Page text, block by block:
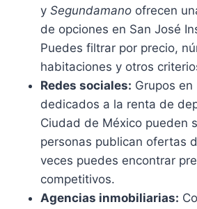
y Segundamano ofrecen
de opciones en San José
Puedes filtrar por precio,
habitaciones y otros
Redes sociales: Grupos
dedicados a la renta de
Ciudad de México pueden
personas publican ofertas
veces puedes encontrar
competitivos.
Agencias inmobiliarias: